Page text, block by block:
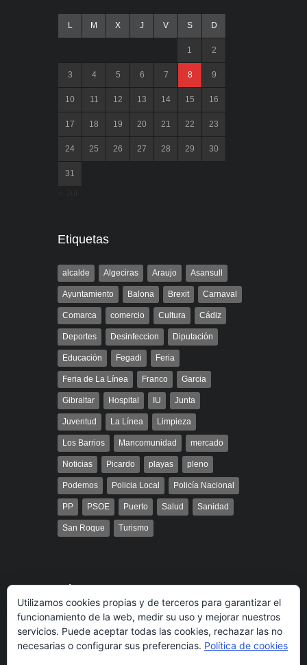
L M X J V S D
1 2
3 4 5 6 7 8 9
10 11 12 13 14 15 16
17 18 19 20 21 22 23
24 25 26 27 28 29 30
31
Etiquetas
alcalde Algeciras Araujo Asansull
Ayuntamiento Balona Brexit Carnaval
Comarca comercio Cultura Cádiz
Deportes Desinfeccion Diputación
Educación Fegadi Feria
Feria de La Línea Franco Garcia
Gibraltar Hospital IU Junta
Juventud La Línea Limpieza
Los Barrios Mancomunidad mercado
Noticias Picardo playas pleno
Podemos Policia Local Policía Nacional
PP PSOE Puerto Salud Sanidad
San Roque Turismo
Búsqueda
Utilizamos cookies propias y de terceros para garantizar el
funcionamiento de la web, medir su uso y mejorar nuestros
servicios. Puede aceptar todas las cookies, rechazar las no
necesarias o configurar sus preferencias. Política de cookies